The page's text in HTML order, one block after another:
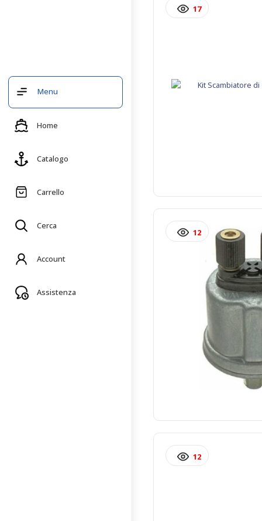
17
12
12
Menu
Home
Catalogo
Carrello
Cerca
Account
Assistenza